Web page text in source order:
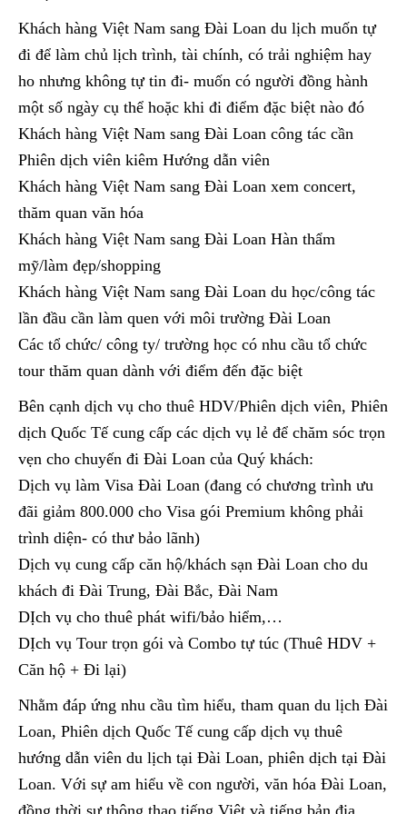
Khách hàng Việt Nam sang Đài Loan du lịch muốn tự
đi để làm chủ lịch trình, tài chính, có trải nghiệm hay
ho nhưng không tự tin đi- muốn có người đồng hành
một số ngày cụ thể hoặc khi đi điểm đặc biệt nào đó
Khách hàng Việt Nam sang Đài Loan công tác cần
Phiên dịch viên kiêm Hướng dẫn viên
Khách hàng Việt Nam sang Đài Loan xem concert,
thăm quan văn hóa
Khách hàng Việt Nam sang Đài Loan Hàn thẩm
mỹ/làm đẹp/shopping
Khách hàng Việt Nam sang Đài Loan du học/công tác
lần đầu cần làm quen với môi trường Đài Loan
Các tổ chức/ công ty/ trường học có nhu cầu tổ chức
tour thăm quan dành với điểm đến đặc biệt
Bên cạnh dịch vụ cho thuê HDV/Phiên dịch viên, Phiên
dịch Quốc Tế cung cấp các dịch vụ lẻ để chăm sóc trọn
vẹn cho chuyến đi Đài Loan của Quý khách:
Dịch vụ làm Visa Đài Loan (đang có chương trình ưu
đãi giảm 800.000 cho Visa gói Premium không phải
trình diện- có thư bảo lãnh)
Dịch vụ cung cấp căn hộ/khách sạn Đài Loan cho du
khách đi Đài Trung, Đài Bắc, Đài Nam
DỊch vụ cho thuê phát wifi/bảo hiểm,…
DỊch vụ Tour trọn gói và Combo tự túc (Thuê HDV +
Căn hộ + Đi lại)
Nhằm đáp ứng nhu cầu tìm hiểu, tham quan du lịch Đài
Loan, Phiên dịch Quốc Tế cung cấp dịch vụ thuê
hướng dẫn viên du lịch tại Đài Loan, phiên dịch tại Đài
Loan. Với sự am hiểu về con người, văn hóa Đài Loan,
đồng thời sự thông thạo tiếng Việt và tiếng bản địa,